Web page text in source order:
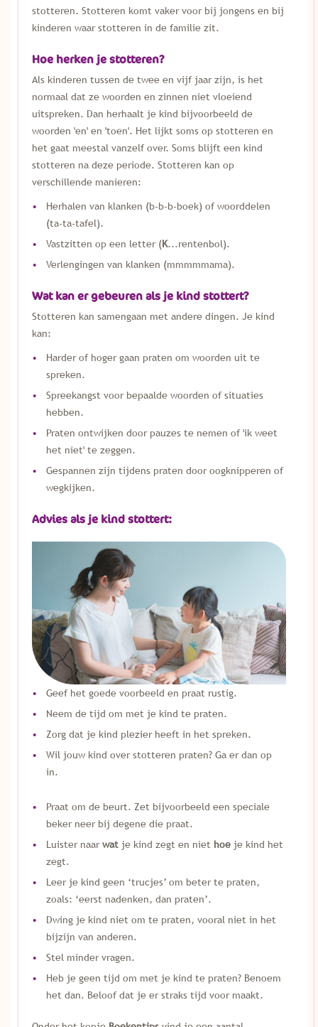
stotteren. Stotteren komt vaker voor bij jongens en bij
kinderen waar stotteren in de familie zit.
Hoe herken je stotteren?
Als kinderen tussen de twee en vijf jaar zijn, is het
normaal dat ze woorden en zinnen niet vloeiend
uitspreken. Dan herhaalt je kind bijvoorbeeld de
woorden 'en' en 'toen'. Het lijkt soms op stotteren en
het gaat meestal vanzelf over. Soms blijft een kind
stotteren na deze periode. Stotteren kan op
verschillende manieren:
Herhalen van klanken (b-b-b-boek) of woorddelen
(ta-ta-tafel).
Vastzitten op een letter (K...rentenbol).
Verlengingen van klanken (mmmmmama).
Wat kan er gebeuren als je kind stottert?
Stotteren kan samengaan met andere dingen. Je kind
kan:
Harder of hoger gaan praten om woorden uit te
spreken.
Spreekangst voor bepaalde woorden of situaties
hebben.
Praten ontwijken door pauzes te nemen of 'ik weet
het niet' te zeggen.
Gespannen zijn tijdens praten door oogknipperen of
wegkijken.
Advies als je kind stottert:
Geef het goede voorbeeld en praat rustig.
Neem de tijd om met je kind te praten.
Zorg dat je kind plezier heeft in het spreken.
Wil jouw kind over stotteren praten? Ga er dan op
in.
Praat om de beurt. Zet bijvoorbeeld een speciale
beker neer bij degene die praat.
Luister naarwat je kind zegt en niet hoe je kind het
zegt.
Leer je kind geen ‘trucjes’ om beter te praten,
zoals: ‘eerst nadenken, dan praten’.
Dwing je kind niet om te praten, vooral niet in het
bijzijn van anderen.
Stel minder vragen.
Heb je geen tijd om met je kind te praten? Benoem
het dan. Beloof dat je er straks tijd voor maakt.